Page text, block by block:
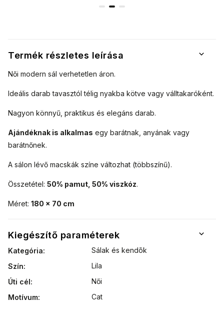
Termék részletes leírása
Női modern sál verhetetlen áron.
Ideális darab tavasztól télig nyakba kötve vagy válltakaróként.
Nagyon könnyű, praktikus és elegáns darab.
Ajándéknak is alkalmas egy barátnak, anyának vagy
barátnőnek.
A sálon lévő macskák színe változhat (többszínű).
Összetétel: 50% pamut, 50% viszkóz.
Méret: 180 x 70 cm
Kiegészítő paraméterek
Kategória:
Sálak és kendõk
Szín:
Lila
Úti cél:
Női
Motívum: Cat